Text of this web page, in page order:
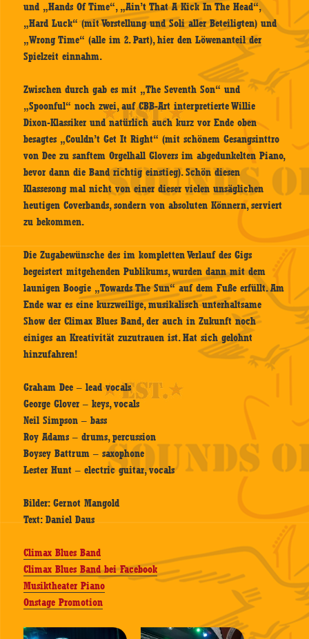
und „Hands Of Time“, „Ain’t That A Kick In The Head“,
„Hard Luck“ (mit Vorstellung und Soli aller Beteiligten) und
„Wrong Time“ (alle im 2. Part), hier den Löwenanteil der
Spielzeit einnahm.
Zwischen durch gab es mit „The Seventh Son“ und
„Spoonful“ noch zwei, auf CBB-Art interpretierte Willie
Dixon-Klassiker und natürlich auch kurz vor Ende oben
besagtes „Couldn’t Get It Right“ (mit schönem Gesangsinttro
von Dee zu sanftem Orgelhall Glovers im abgedunkelten Piano,
bevor dann die Band richtig einstieg). Schön diesen
Klassesong mal nicht von einer dieser vielen unsäglichen
heutigen Coverbands, sondern von absoluten Könnern, serviert
zu bekommen.
Die Zugabewünsche des im kompletten Verlauf des Gigs
begeistert mitgehenden Publikums, wurden dann mit dem
launigen Boogie „Towards The Sun“ auf dem Fuße erfüllt. Am
Ende war es eine kurzweilige, musikalisch unterhaltsame
Show der Climax Blues Band, der auch in Zukunft noch
einiges an Kreativität zuzutrauen ist. Hat sich gelohnt
hinzufahren!
Graham Dee – lead vocals
George Glover – keys, vocals
Neil Simpson – bass
Roy Adams – drums, percussion
Boysey Battrum – saxophone
Lester Hunt – electric guitar, vocals
Bilder: Gernot Mangold
Text: Daniel Daus
Climax Blues Band
Climax Blues Band bei Facebook
Musiktheater Piano
Onstage Promotion